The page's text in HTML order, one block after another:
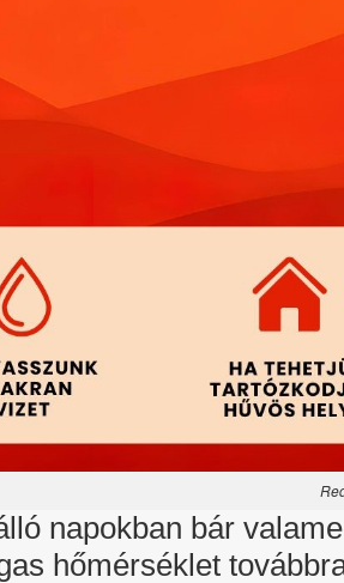
napokban bár
hőmérséklet